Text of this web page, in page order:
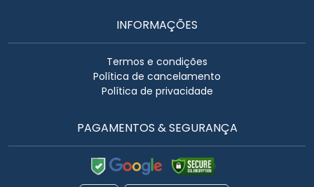
INFORMAÇÕES
Termos e condições
Política de cancelamento
Política de privacidade
PAGAMENTOS & SEGURANÇA